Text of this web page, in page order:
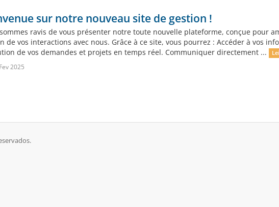
sur notre nouveau site de gestion !
ravis de vous présenter notre toute nouvelle plateforme, conçue pour
de vos interactions avec nous. Grâce à ce site, vous pourrez : Accéder à vos
de vos demandes et projets en temps réel. Communiquer directement ...
2025